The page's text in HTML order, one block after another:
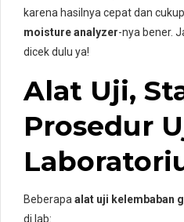
karena hasilnya cepat dan
moisture analyzer-nya bener.
dicek dulu ya!
Alat Uji,
Prosedur
Beberapa alat uji kelembaban
di lab: